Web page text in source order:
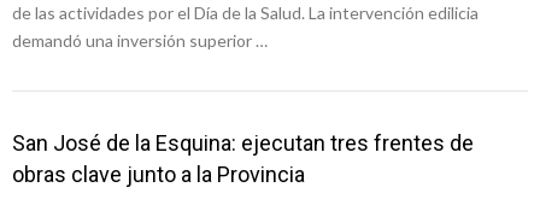
de las actividades por el Día de la Salud. La intervención edilicia
demandó una inversión superior …
San José de la Esquina: ejecutan tres frentes de
obras clave junto a la Provincia